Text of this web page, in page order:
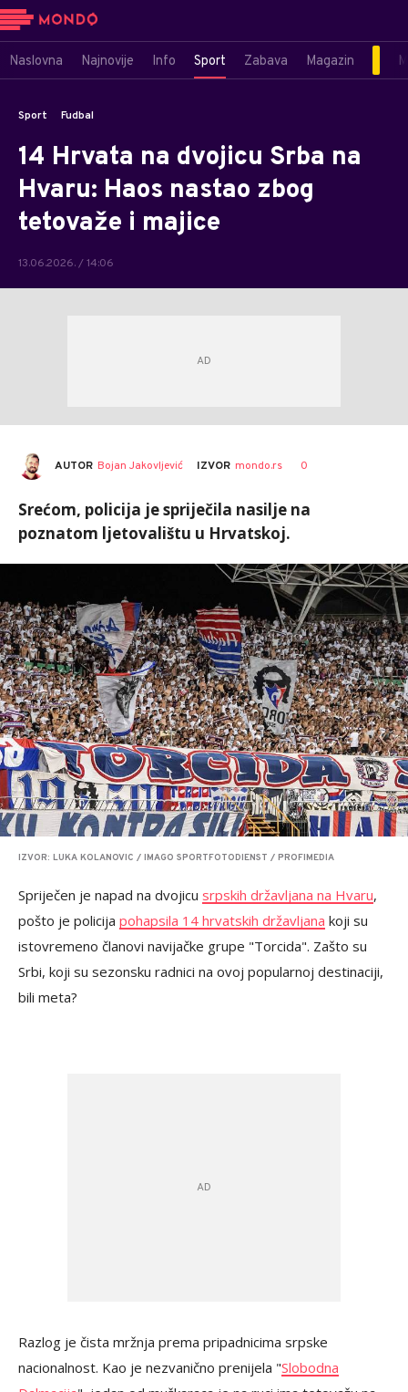
Naslovna Najnovije Info Sport Zabava Magazin
Sport Fudbal
14 Hrvata na dvojicu Srba na
Hvaru: Haos nastao zbog
tetovaže i majice
13.06.2026. / 14:06
AUTOR Bojan Jakovljević IZVOR mondo.rs 0
Srećom, policija je spriječila nasilje na
poznatom ljetovalištu u Hrvatskoj.
IZVOR: LUKA KOLANOVIC / IMAGO SPORTFOTODIENST / PROFIMEDIA
Spriječen je napad na dvojicu srpskih državljana na Hvaru,
pošto je policija pohapsila 14 hrvatskih državljana koji su
istovremeno članovi navijačke grupe "Torcida". Zašto su
Srbi, koji su sezonsku radnici na ovoj popularnoj destinaciji,
bili meta?
Razlog je čista mržnja prema pripadnicima srpske
nacionalnost. Kao je nezvanično prenijela "Slobodna